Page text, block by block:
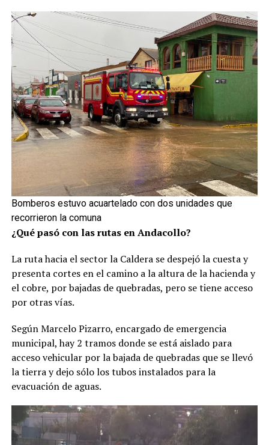
Bomberos estuvo acuartelado con dos unidades que
recorrieron la comuna
¿Qué pasó con las rutas en Andacollo?
La ruta hacia el sector la Caldera se despejó la cuesta y
presenta cortes en el camino a la altura de la hacienda y
el cobre, por bajadas de quebradas, pero se tiene acceso
por otras vías.
Según Marcelo Pizarro, encargado de emergencia
municipal, hay 2 tramos donde se está aislado para
acceso vehicular por la bajada de quebradas que se llevó
la tierra y dejo sólo los tubos instalados para la
evacuación de aguas.